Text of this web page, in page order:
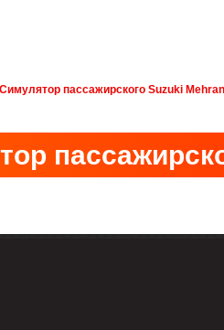
Симулятор пассажирского Suzuki